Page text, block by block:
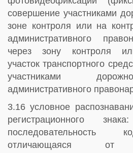
совершение участниками
зоне контроля или на
административного
через зону контроля
участок транспортного
участниками
административного
3.16 условное
регистрационного
последовательность
отличающаяся от